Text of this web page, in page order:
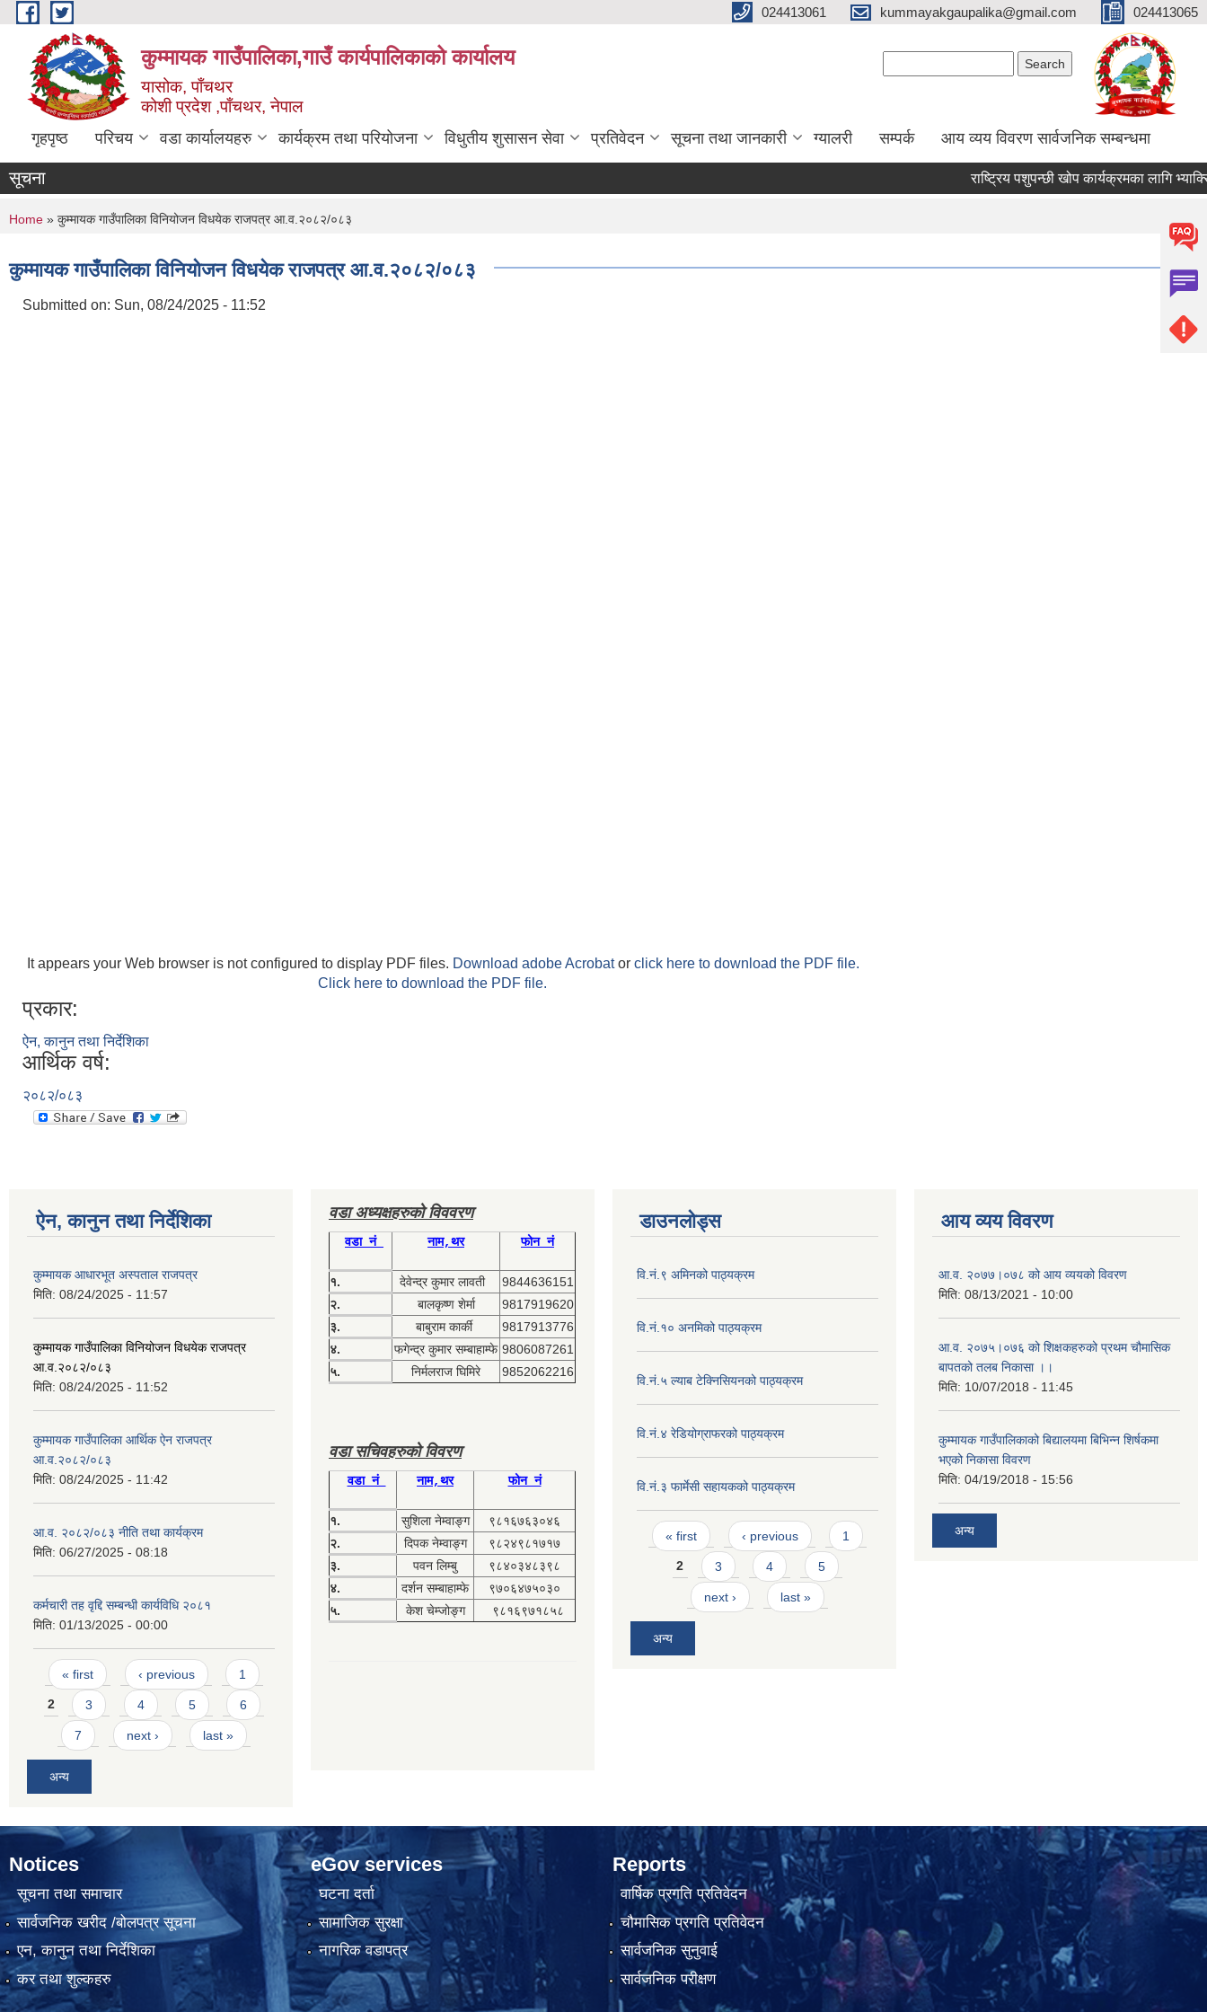
Skip to main content 024413061 kummayakgaupalika@gmail.com 024413065
कुम्मायक गाउँपालिका,गाउँ कार्यपालिकाको कार्यालय
यासोक, पाँचथर
कोशी प्रदेश ,पाँचथर, नेपाल
गृहपृष्ठ परिचय वडा कार्यालयहरु कार्यक्रम तथा परियोजना विधुतीय शुसासन सेवा प्रतिवेदन सूचना तथा जानकारी ग्यालरी सम्पर्क आय व्यय विवरण सार्वजनिक सम्बन्धमा
सूचना राष्ट्रिय पशुपन्छी खोप कार्यक्रमका लागि
You are here
Home » कुम्मायक गाउँपालिका विनियोजन विधयेक राजपत्र आ.व.२०८२/०८३
कुम्मायक गाउँपालिका विनियोजन विधयेक राजपत्र आ.व.२०८२/०८३
Submitted on: Sun, 08/24/2025 - 11:52
It appears your Web browser is not configured to display PDF files. Download adobe Acrobator click here to download the PDF file.
Click here to download the PDF file.
प्रकार:
ऐन, कानुन तथा निर्देशिका
आर्थिक वर्ष:
२०८२/०८३
ऐन, कानुन तथा निर्देशिका
कुम्मायक आधारभूत अस्पताल राजपत्र
मिति: 08/24/2025 - 11:57
कुम्मायक गाउँपालिका विनियोजन विधयेक राजपत्र
आ.व.२०८२/०८३
मिति: 08/24/2025 - 11:52
कुम्मायक गाउँपालिका आर्थिक ऐन राजपत्र
आ.व.२०८२/०८३
मिति: 08/24/2025 - 11:42
आ.व. २०८२/०८३ नीति तथा कार्यक्रम
मिति: 06/27/2025 - 08:18
कर्मचारी तह वृद्दि सम्बन्धी कार्यविधि २०८१
मिति: 01/13/2025 - 00:00
Pages
« first ‹ previous 1
2 3 4 5 6
7 next › last »
अन्य
वडा अध्यक्षहरुको विववरण
वडा नं नाम,थर फोन नं
१. देवेन्द्र कुमार लावती
9844636151
२.
बालकृष्ण शेर्मा
9817919620
३.
बाबुराम कार्की
9817913776
४.
फगेन्द्र कुमार सम्बाहाम्फे 9806087261
५.
निर्मलराज घिमिरे 9852062216
वडा सचिवहरुको विवरण
वडा नं नाम,थर फोन नं
१. सुशिला नेम्वाङ्ग
९८१६७६३०४६
२.
दिपक नेम्वाङ्ग
९८२४९८१७१७
३.
पवन लिम्बु
९८४०३४८३९८
४.
दर्शन सम्बाहाम्फे
९७०६४७५०३०
५.
केश चेम्जोङ्ग ९८१६९७१८५८
डाउनलोड्स
वि.नं.९ अमिनको पाठ्यक्रम
वि.नं.१० अनमिको पाठ्यक्रम
वि.नं.५ ल्याब टेक्निसियनको पाठ्यक्रम
वि.नं.४ रेडियोग्राफरको पाठ्यक्रम
वि.नं.३ फार्मेसी सहायकको पाठ्यक्रम
Pages
« first ‹ previous 1
2 3 4 5
next › last »
अन्य
आय व्यय विवरण
आ.व. २०७७।०७८ को आय व्ययको विवरण
मिति: 08/13/2021 - 10:00
आ.व. २०७५।०७६ को शिक्षकहरुको प्रथम चौमासिक
बापतको तलब निकासा ।।
मिति: 10/07/2018 - 11:45
कुम्मायक गाउँपालिकाको बिद्यालयमा बिभिन्न शिर्षकमा
भएको निकासा विवरण
मिति: 04/19/2018 - 15:56
अन्य
Notices
सूचना तथा समाचार
सार्वजनिक खरीद /बोलपत्र सूचना
एन, कानुन तथा निर्देशिका
कर तथा शुल्कहरु
eGov services
घटना दर्ता
सामाजिक सुरक्षा
नागरिक वडापत्र
Reports
वार्षिक प्रगति प्रतिवेदन
चौमासिक प्रगति प्रतिवेदन
सार्वजनिक सुनुवाई
सार्वजनिक परीक्षण